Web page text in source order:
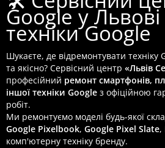
Google у
техніки Google
Шукаєте, де відремонтувати техніку
та якісно? Сервісний центр «Львів
професійний ремонт смартфонів,
іншої техніки Google з офіційною
робіт.
Ми ремонтуємо моделі будь-якої
Google Pixelbook, Google Pixel Slate,
комп'ютерну техніку бренду.